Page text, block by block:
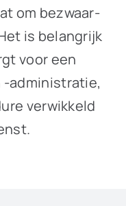
om bezwaar-
is belangrijk
voor een
administratie,
verwikkeld